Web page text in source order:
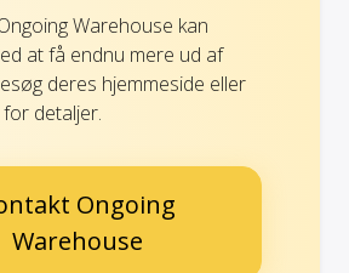
Warehouse kan
at få endnu mere ud af
deres hjemmeside eller
detaljer.
Ongoing
Warehouse